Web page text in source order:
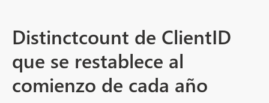
Distinctcount de ClientID
que se restablece al
comienzo de cada año